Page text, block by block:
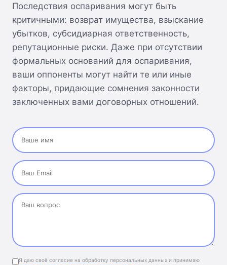
Последствия оспаривания могут быть
критичными: возврат имущества, взыскание
убытков, субсидиарная ответственность,
репутационные риски. Даже при отсутствии
формальных оснований для оспаривания,
ваши оппоненты могут найти те или иные
факторы, придающие сомнения законности
заключенных вами договорных отношений.
Я даю своё согласие на обработку персональных данных и принимаю